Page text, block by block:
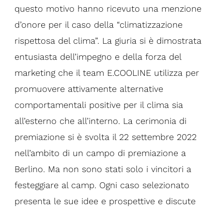
questo motivo hanno ricevuto una menzione
d’onore per il caso della “climatizzazione
rispettosa del clima”. La giuria si è dimostrata
entusiasta dell’impegno e della forza del
marketing che il team E.COOLINE utilizza per
promuovere attivamente alternative
comportamentali positive per il clima sia
all’esterno che all’interno. La cerimonia di
premiazione si è svolta il 22 settembre 2022
nell’ambito di un campo di premiazione a
Berlino. Ma non sono stati solo i vincitori a
festeggiare al camp. Ogni caso selezionato
presenta le sue idee e prospettive e discute